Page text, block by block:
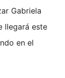
Gabriela
llegará este
en el